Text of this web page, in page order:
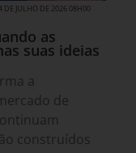
DE JULHO DE 2026 08H00
as
suas ideias
a
de
construídos